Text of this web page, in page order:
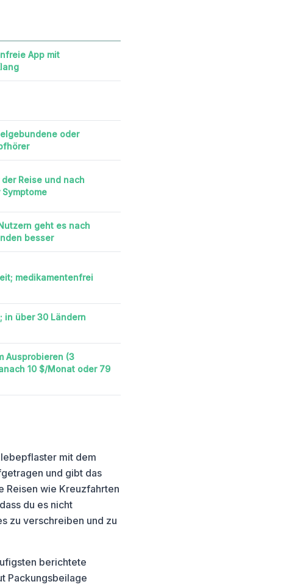
App mit
oder
Reise und nach
geht es nach
besser
medikamentenfrei
in über 30 Ländern
Ausprobieren (3
10 $/Monat oder 79
mit dem
und gibt das
Reisen wie Kreuzfahrten
du es nicht
zu verschreiben und zu
berichtete
Packungsbeilage